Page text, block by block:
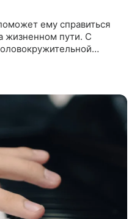
ему справиться
жизненном пути. С
навыки и умения. И
они